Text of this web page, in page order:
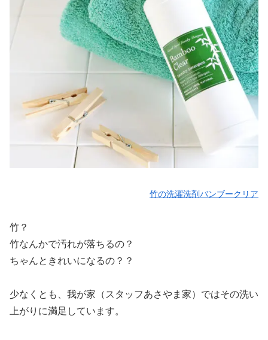
竹の洗濯洗剤バンブークリア
竹？
竹なんかで汚れが落ちるの？
ちゃんときれいになるの？？
少なくとも、我が家（スタッフあさやま家）ではその洗い
上がりに満足しています。